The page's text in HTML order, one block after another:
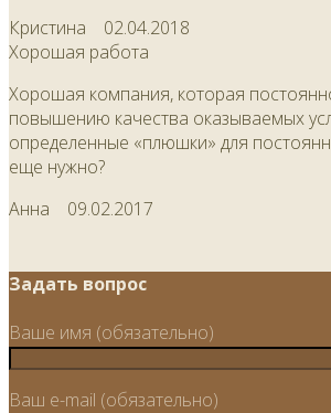
Кристина 02.04.2018
Хорошая работа
Хорошая компания, которая
повышению качества оказываемых
определенные «плюшки» для
еще нужно?
Анна 09.02.2017
Задать вопрос
Ваше имя (обязательно)
Ваш e-mail (обязательно)